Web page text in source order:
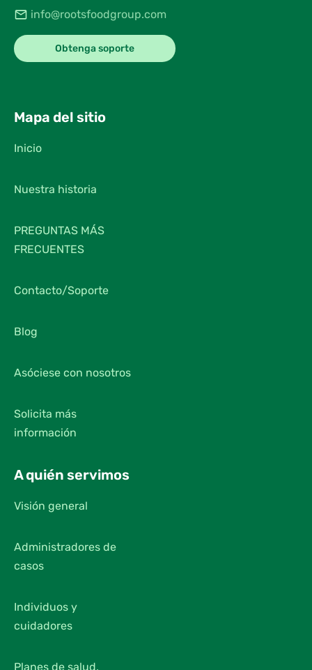
info@rootsfoodgroup.com
Obtenga soporte
Mapa del sitio
Inicio
Nuestra historia
PREGUNTAS MÁS
FRECUENTES
Contacto/Soporte
Blog
Asóciese con nosotros
Solicita más
información
A quién servimos
Visión general
Administradores de
casos
Individuos y
cuidadores
Planes de salud,